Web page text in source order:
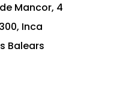
Mancor, 4
Inca
Balears